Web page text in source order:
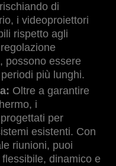
di
i videoproiettori
rispetto agli
possono essere
più lunghi.
Oltre a garantire
i
per
esistenti. Con
riunioni, puoi
dinamico e